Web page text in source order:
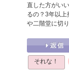
直した方がい
るの？3年以
や二階堂に切
それな！